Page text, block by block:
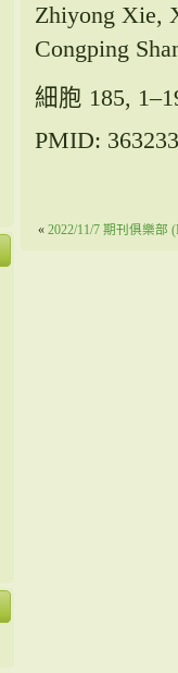
Zhiyong Xie,
Congping
細胞 185,
PMID:
« 2022/11/7 期刊俱樂部